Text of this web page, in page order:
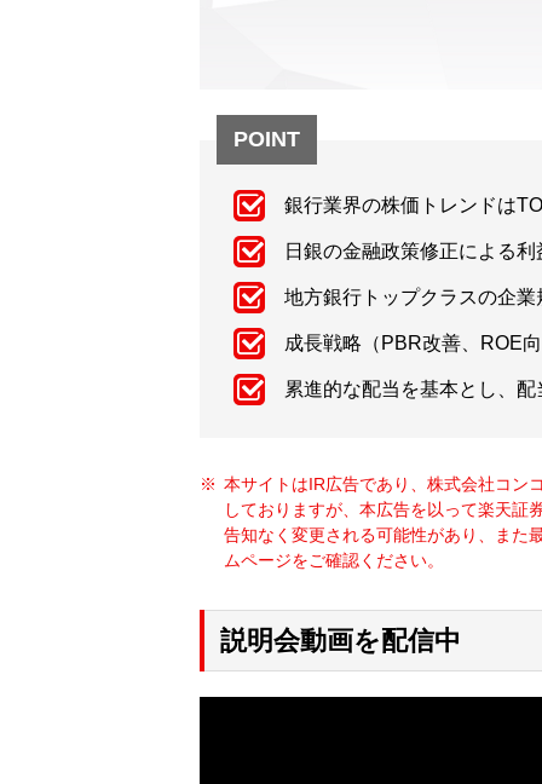
POINT
銀行業界の株価トレンドは
日銀の金融政策修正による
地方銀行トップクラスの企業
成長戦略（PBR改善、ROE
累進的な配当を基本とし、
本サイトはIR広告であり、株式会社コン
しておりますが、本広告を以って楽天証
告知なく変更される可能性があり、また
ムページをご確認ください。
説明会動画を配信中